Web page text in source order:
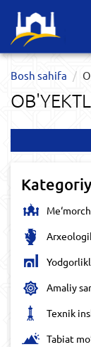
Bosh sahifa
Amaliy
Texnik
Tabiat